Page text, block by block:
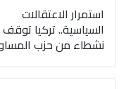
استمرار الاعتقالات
نشطاء من حزب